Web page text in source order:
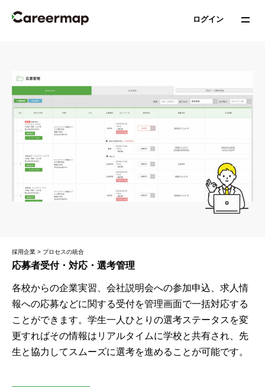
ログイン
採用企業 > プロセスの統合
応募者受付・対応・選考管理
各校からの企業実習、会社説明会への参加申込、求人情
報への応募などに関する受付を管理画面で一括対応する
ことができます。学生一人ひとりの選考ステータスを変
更すればその情報はリアルタイムに学校と共有され、先
生と協力してスムーズに選考を進めることが可能です。